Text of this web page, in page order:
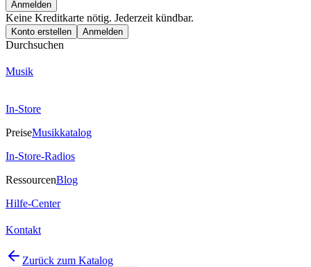
Anmelden
Keine Kreditkarte nötig. Jederzeit kündbar.
Konto erstellen Anmelden
Durchsuchen
Musik
In-Store
PreiseMusikkatalog
In-Store-Radios
RessourcenBlog
Hilfe-Center
Kontakt
Zurück zum Katalog